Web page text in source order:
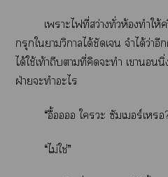
เาะไที่สว่างทั่วห้องทำใ
กรุกใาวิกาลได้ชัดเจน จำได้ว่า
ได้ใช้เท้าถีบตามที่คิดะทำ เานิ่
ฝ่ายะทำะไ
“อื้ออ ใะ ซัมเอร์เ
“ไม่ใช่”